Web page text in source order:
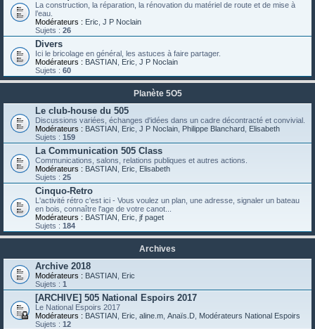
La construction, la réparation, la rénovation du matériel de route et de mise à
l’eau.
Modérateurs : Eric J P Noclain
Sujets : 26
Divers
Ici le bricolage en général, les astuces à faire partager.
Modérateurs : BASTIAN Eric J P Noclain
Sujets : 60
Planète 5O5
Le club-house du 505
Discussions variées, échanges d'idées dans un cadre décontracté et convivial.
Modérateurs : BASTIAN Eric J P Noclain Philippe Blanchard Elisabeth
Sujets : 159
La Communication 505 Class
Communications, salons, relations publiques et autres actions.
Modérateurs : BASTIAN Eric
Elisabeth
Sujets : 25
Cinquo-Retro
L'activité rétro c'est ici - Vous voulez un plan, une adresse, signaler un bateau
en bois, connaître l'age de votre canot...
Modérateurs : BASTIAN Eric jf paget
Sujets : 184
Archives
Archive 2018
Modérateurs : BASTIAN
Eric
Sujets : 1
[ARCHIVE] 505 National Espoirs 2017
Le National Espoirs 2017
Modérateurs : BASTIAN Eric aline.m Anaïs.D Modérateurs National Espoirs
Sujets : 12